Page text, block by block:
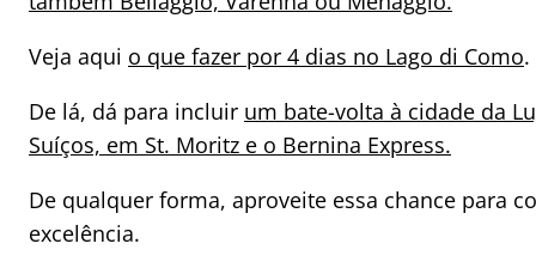
Veja aqui o que fazer por 4 dias no Lago di Como.
De lá, dá para incluir um bate-volta à cidade da
Suíços, em St. Moritz e o Bernina Express.
De qualquer forma, aproveite essa chance para
excelência.